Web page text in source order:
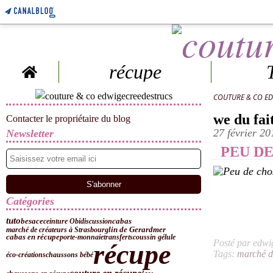
Home récupe
Contacter le propriétaire du blog
Newsletter
Catégories
tutobesaceceinture Obidiscussioncabas
marché de créateurs à Strasbourglin de Gerardmer
cabas en récupeporte-monnaietransfertscoussin gélule
éco-créationschaussons bébérécupe
COUTURE & CO
we du
27 février
PEU
Posté par
Tags: marché